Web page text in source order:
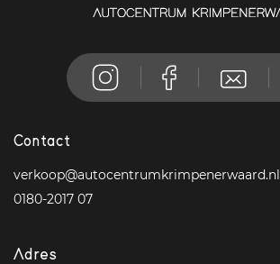
Contact
verkoop@autocentrumkrimpenerwaard.nl
0180-2017 07
Adres